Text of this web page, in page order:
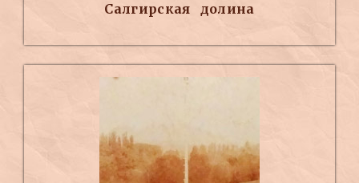
Салгирская долина